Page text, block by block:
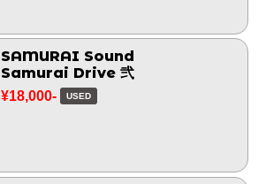
SAMURAI Sound
Samurai Drive 弐
¥18,000- USED